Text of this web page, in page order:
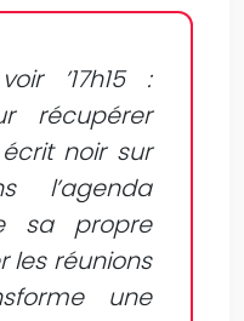
’17h15 :
récupérer
noir sur
l’agenda
sa propre
les réunions
une